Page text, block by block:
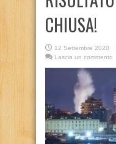
CHIUSA!
12 Settembre 2020
Lascia un commento